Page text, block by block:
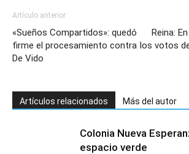
Artículo anterior
«Sueños Compartidos»: quedó
firme el procesamiento contra
De Vido
Reina:
los votos
Artículos relacionados Más del autor
Colonia Nueva
espacio verde